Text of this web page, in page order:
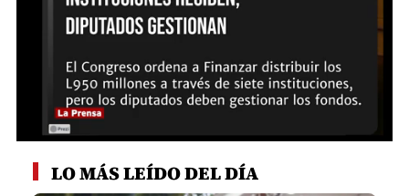
secondsLO MÁS LEÍDO DEL DÍA